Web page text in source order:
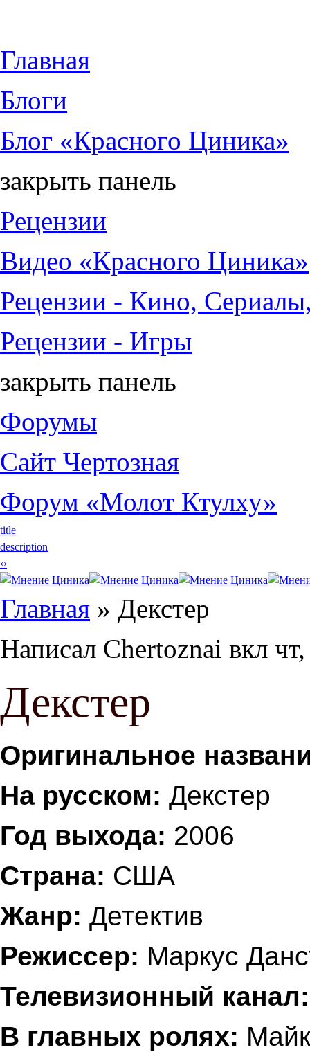
Главная
Блоги
Блог «Красного Циника»
закрыть панель
Рецензии
Видео «Красного Циника»
Рецензии - Кино,
Рецензии - Игры
закрыть панель
Форумы
Сайт Чертозная
Форум «Молот Ктулху»
title
description
‹›
Главная » Декстер
Написал Chertoznai вкл
Декстер
Оригинальное
На русском: Декстер
Год выхода: 2006
Страна: США
Жанр: Детектив
Режиссер: Маркус
Телевизионный
В главных ролях: